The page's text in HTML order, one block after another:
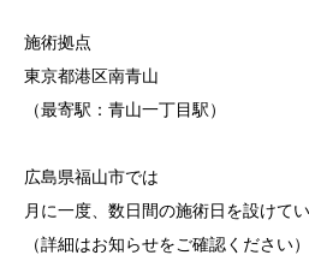
施術拠点
東京都港区南青山
（最寄駅：青山一丁目駅）
広島県福山市では
月に一度、数日間の施術日を設けてい
（詳細はお知らせをご確認ください）